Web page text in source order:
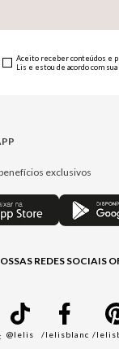
Aceito receber conteúdos e
Lis e estou de acordo com sua
exclusivos
REDES SOCIAIS
@lelis /lelisblanc /